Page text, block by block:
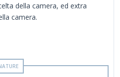
della camera, ed extra
camera.